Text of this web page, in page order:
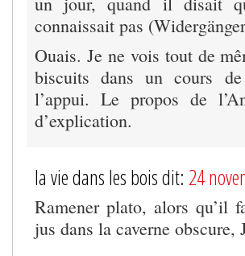
connaissait pas
Ouais. Je ne vois tout de
biscuits dans un cours
l’appui. Le propos de
d’explication.
la vie dans les bois dit: 24
Ramener plato, alors qu’il
jus dans la caverne